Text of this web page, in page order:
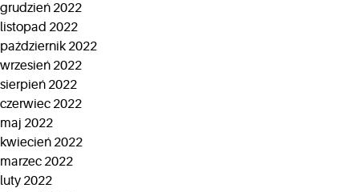
grudzień 2022
listopad 2022
październik 2022
wrzesień 2022
sierpień 2022
czerwiec 2022
maj 2022
kwiecień 2022
marzec 2022
luty 2022